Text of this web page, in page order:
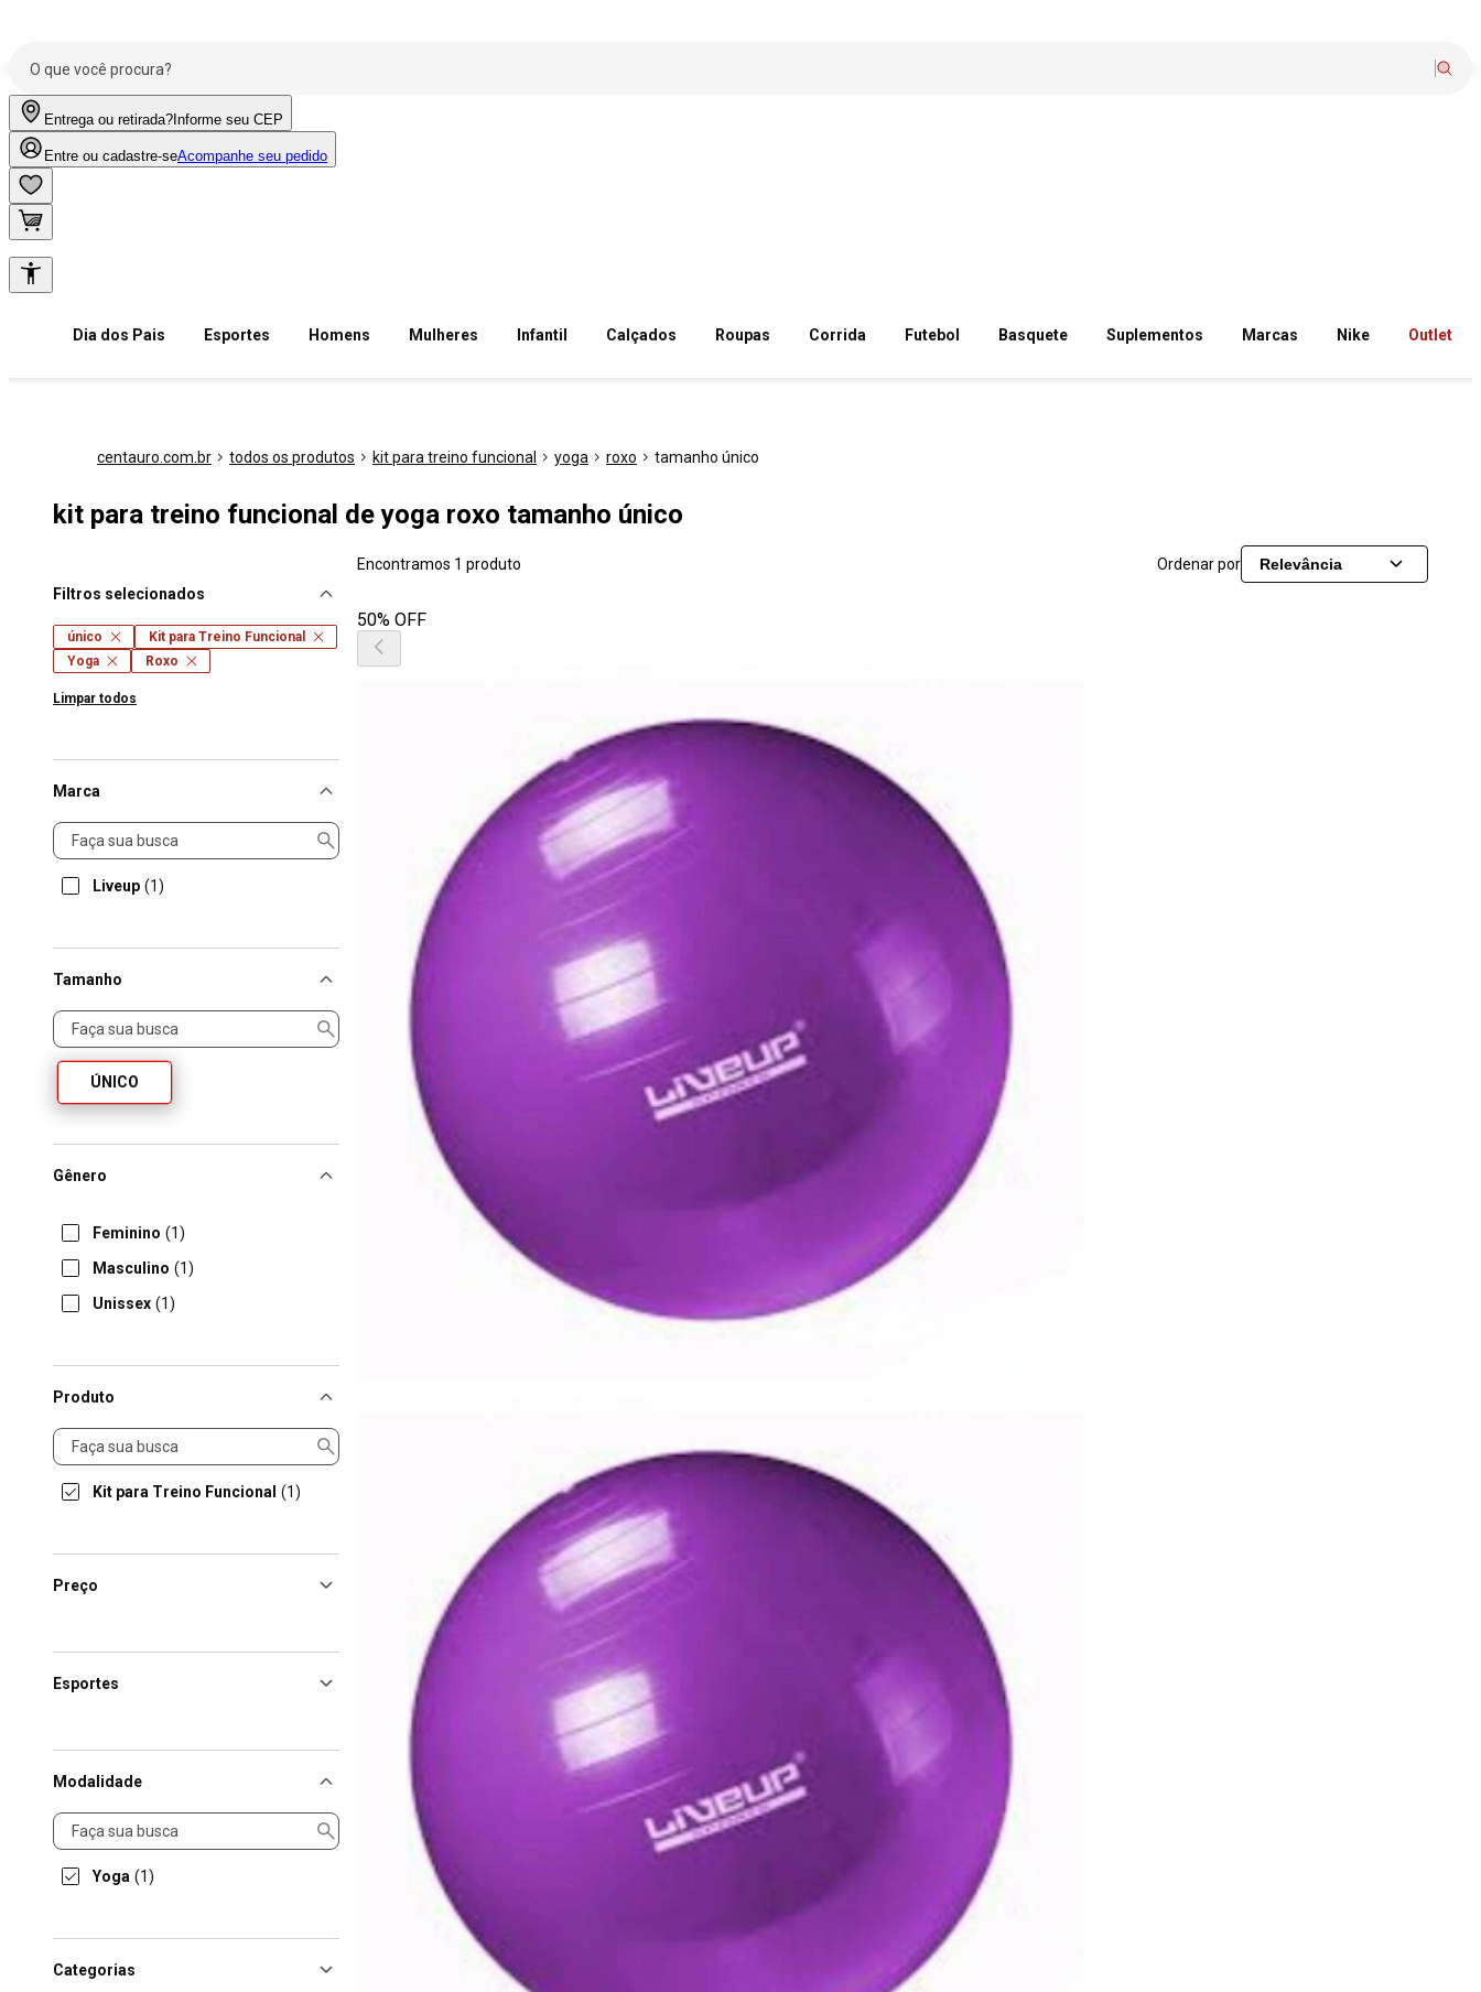
Entrega ou retirada? Informe seu CEP
Entre ou cadastre-seAcompanhe seu pedido
Dia dos Pais Esportes Homens Mulheres Infantil Calçados Roupas Corrida Futebol Basquete Suplementos Marcas Nike Outlet
centauro.com.br todos os produtos kit para treino funcional yoga roxo tamanho único
kit para treino funcional de yoga roxo tamanho único
Filtros selecionados
único
Kit para Treino Funcional
Yoga
Roxo
Limpar todos
Marca
Marca
Liveup (1)
Tamanho
Tamanho
ÚNICO
Gênero
Feminino (1)
Masculino (1)
Unissex (1)
Produto
Produto
Kit para Treino Funcional (1)
Preço
Esportes
Modalidade
Modalidade
Yoga (1)
Categorias
Encontramos 1 produto Ordenar por Relevância
50% OFF